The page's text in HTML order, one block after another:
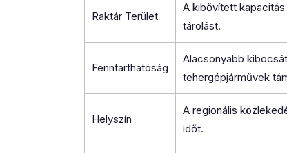
Raktár Terület
A kibővített
tárolást.
Fenntarthatóság
Alacsonyabb
tehergépjárművek
Helyszín
A regionális
időt.